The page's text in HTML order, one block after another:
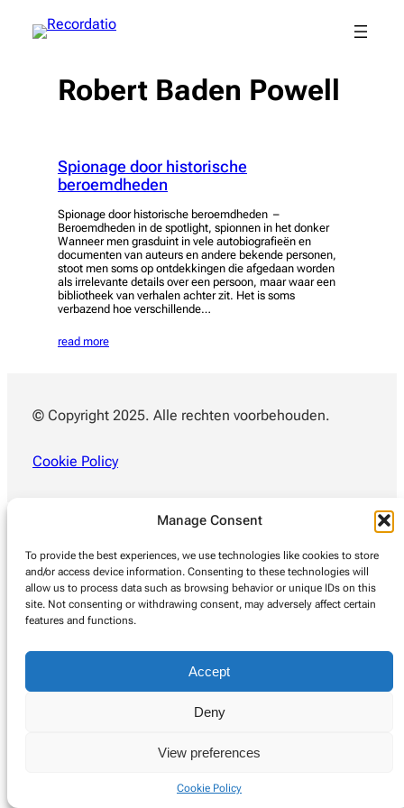
Manage Consent
To provide the best experiences, we use technologies like cookies to store
and/or access device information. Consenting to these technologies will
allow us to process data such as browsing behavior or unique IDs on this
site. Not consenting or withdrawing consent, may adversely affect certain
features and functions.
Accept
Deny
View preferences
Cookie Policy
naar
Robert Baden Powell
Spionage door historische
beroemdheden
Spionage door historische beroemdheden –
Beroemdheden in de spotlight, spionnen in het donker
Wanneer men grasduint in vele autobiografieën en
documenten van auteurs en andere bekende personen,
stoot men soms op ontdekkingen die afgedaan worden
als irrelevante details over een persoon, maar waar een
bibliotheek van verhalen achter zit. Het is soms
verbazend hoe verschillende…
read more
© Copyright 2025. Alle rechten voorbehouden.
Cookie Policy